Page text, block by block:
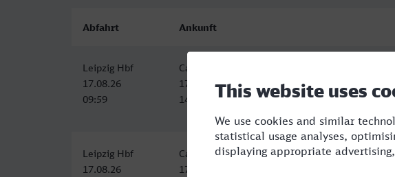
Abfahrt Ankunft
Leipzig Hbf
17.08.26
09:59
Castrop-Rauxel Hbf
17.08.26
14:43
Leipzig Hbf
17.08.26
Castrop-Rauxel Hbf
17.08.26